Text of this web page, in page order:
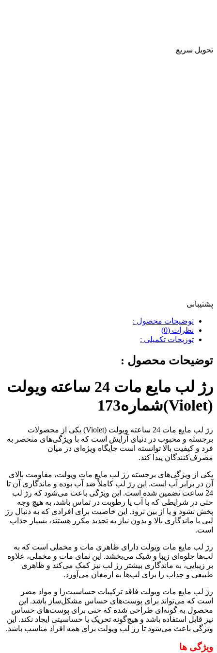
تحویل سریع
پشتیبانی
توضیحات محصول :
نظرات (0)
توزیحات تکمیلی :
توضیحات محصول :
رژ لب مایع مات 24 ساعته ویولت
(Violet)شماره173
رژ لب مایع مات 24 ساعته ویولت (Violet) یکی از محصولات
برجسته و محبوب در دنیای آرایش است که با ویژگی‌های منحصر به
فرد و کیفیت بالا توانسته است جایگاه ویژه‌ای در میان
مصرف‌کنندگان پیدا کند.
یکی از ویژگی‌های برجسته رژ لب مایع مات ویولت، مقاومت بالای
آن در برابر آب است. این رژ لب کاملاً ضد آب بوده و ماندگاری آن تا
24 ساعت تضمین شده است. این ویژگی باعث می‌شود که رژ لب
حتی در شرایطی که با آب یا رطوبت در تماس باشد، به هیچ وجه
پخش نشود و یا از بین نرود. این خاصیت برای افرادی که به دنبال رژ
لبی با ماندگاری بالا و بدون نیاز به تجدید مکرر هستند، بسیار جذاب
است.
رژ لب مایع مات ویولت دارای ظاهری مات و مخملی است که به
لب‌ها جلوه‌ای زیبا و شیک می‌بخشد. این نمای مات و مخملی، علاوه
بر زیبایی، به ماندگاری بیشتر رژ لب نیز کمک می‌کند و ظاهری
طبیعی و جذاب را برای لب‌ها به ارمغان می‌آورد.
رژ لب مایع مات ویولت فاقد ترکیبات حساسیت‌زا و مواد مضر
است که می‌تواند برای پوست‌های حساس مشکل‌ساز باشد. این
محصول به گونه‌ای طراحی شده که حتی برای پوست‌های حساس
نیز قابل استفاده باشد و هیچ‌گونه تحریک یا حساسیتی ایجاد نکند. این
ویژگی باعث می‌شود تا رژ لب ویولت برای همه افراد مناسب باشد.
ویژگی ها